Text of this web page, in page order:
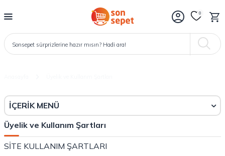
0
İÇERIK MENÜ
Üyelik ve Kullanım Şartları
SİTE KULLANIM ŞARTLARI